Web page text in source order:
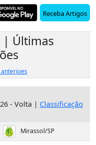
Receba Artigos
| Últimas
- Volta | Classificação
Mirassol/SP